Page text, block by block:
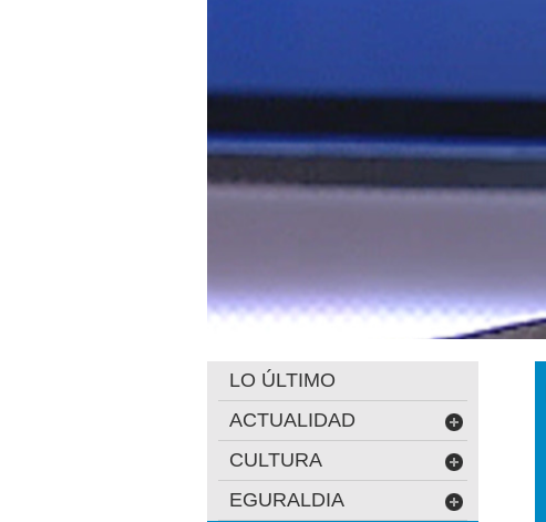
LO ÚLTIMO
ACTUALIDAD
CULTURA
EGURALDIA